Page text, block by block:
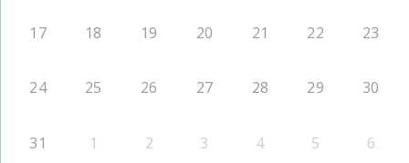
17 18 19 20 21 22 23
24 25 26 27 28 29 30
31 1 2 3 4 5 6